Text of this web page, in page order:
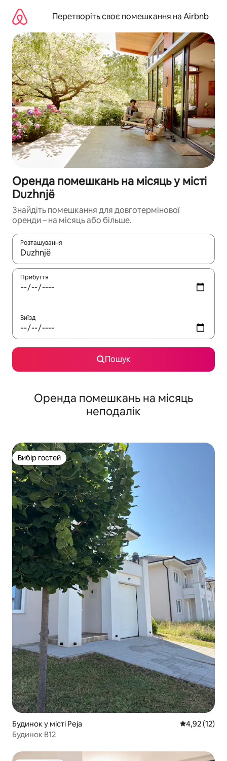
вмісту
Перетворіть своє помешкання на Airbnb
Оренда помешкань на місяць у місті
Duzhnjë
Знайдіть помешкання для довготермінової
оренди – на місяць або більше.
Розташування
Отримавши результати пошуку, використовуйте для
Прибуття
Виїзд
Пошук
Оренда помешкань на місяць
неподалік
Вибір гостей
Вибір гостей
Будинок у місті Peja Середня
4,92 (12)
Будинок B12